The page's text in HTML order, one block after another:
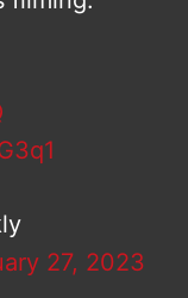
27, 2023